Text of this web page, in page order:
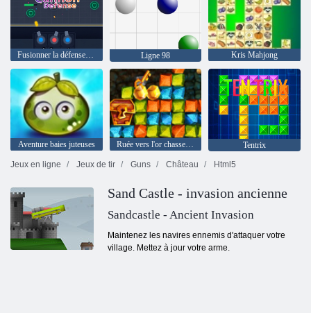
Fusionner la défense du canon Ligne 98 Kris Mahjong
Aventure baies juteuses Ruée vers l'or chasse au trésor
Tentrix
Jeux en ligne
Jeux de tir Guns Château Html5
Sand Castle - invasion ancienne
Sandcastle - Ancient Invasion
Maintenez les navires ennemis d'attaquer votre
village. Mettez à jour votre arme.